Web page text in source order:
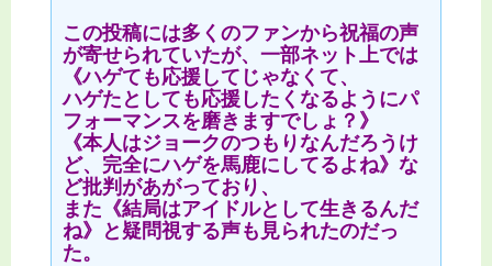
この投稿には多くのファンから祝福の声
が寄せられていたが、一部ネット上では
《ハゲても応援してじゃなくて、
ハゲたとしても応援したくなるようにパ
フォーマンスを磨きますでしょ？》
《本人はジョークのつもりなんだろうけ
ど、完全にハゲを馬鹿にしてるよね》な
ど批判があがっており、
また《結局はアイドルとして生きるんだ
ね》と疑問視する声も見られたのだっ
た。